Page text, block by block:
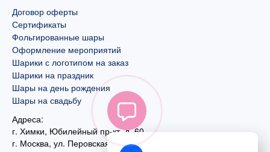
Договор оферты
Сертификаты
Фольгированные шары
Оформление мероприятий
Шарики с логотипом на заказ
Шарики на праздник
Шары на день рождения
Шары на свадьбу
Адреса:
г. Химки, Юбилейный пр-кт, д. 60
г. Москва, ул. Перовская, д. 59